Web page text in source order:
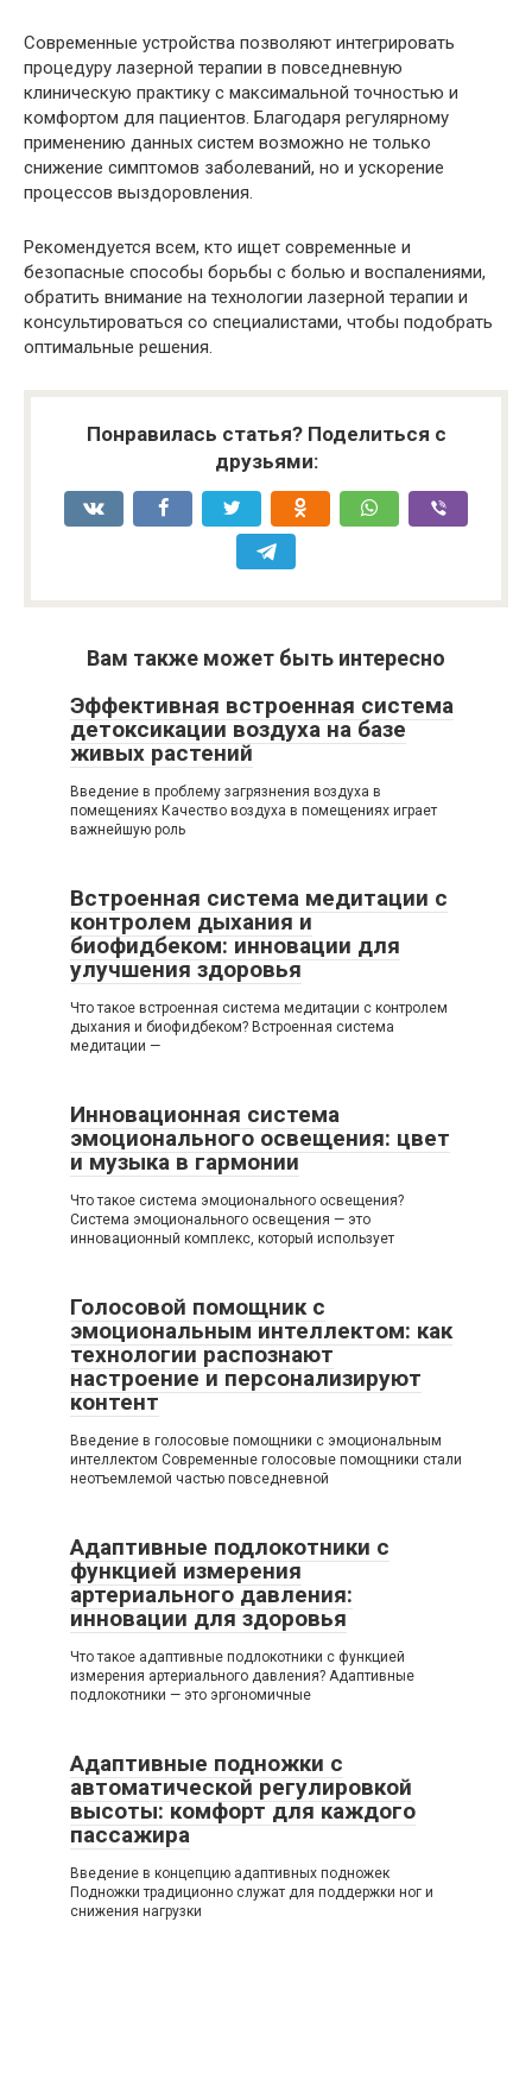
Современные устройства позволяют интегрировать
процедуру лазерной терапии в повседневную
клиническую практику с максимальной точностью и
комфортом для пациентов. Благодаря регулярному
применению данных систем возможно не только
снижение симптомов заболеваний, но и ускорение
процессов выздоровления.
Рекомендуется всем, кто ищет современные и
безопасные способы борьбы с болью и воспалениями,
обратить внимание на технологии лазерной терапии и
консультироваться со специалистами, чтобы подобрать
оптимальные решения.
Понравилась статья? Поделиться с
друзьями:
Вам также может быть интересно
Эффективная встроенная система
детоксикации воздуха на базе
живых растений
Введение в проблему загрязнения воздуха в
помещениях Качество воздуха в помещениях играет
важнейшую роль
Встроенная система медитации с
контролем дыхания и
биофидбеком: инновации для
улучшения здоровья
Что такое встроенная система медитации с контролем
дыхания и биофидбеком? Встроенная система
медитации —
Инновационная система
эмоционального освещения: цвет
и музыка в гармонии
Что такое система эмоционального освещения?
Система эмоционального освещения — это
инновационный комплекс, который использует
Голосовой помощник с
эмоциональным интеллектом: как
технологии распознают
настроение и персонализируют
контент
Введение в голосовые помощники с эмоциональным
интеллектом Современные голосовые помощники стали
неотъемлемой частью повседневной
Адаптивные подлокотники с
функцией измерения
артериального давления:
инновации для здоровья
Что такое адаптивные подлокотники с функцией
измерения артериального давления? Адаптивные
подлокотники — это эргономичные
Адаптивные подножки с
автоматической регулировкой
высоты: комфорт для каждого
пассажира
Введение в концепцию адаптивных подножек
Подножки традиционно служат для поддержки ног и
снижения нагрузки